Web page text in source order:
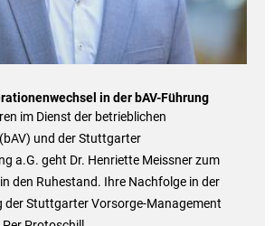
in der bAV-Führung
im Dienst der betrieblichen
und der Stuttgarter
a.G. geht Dr. Henriette Meissner zum
den Ruhestand. Ihre Nachfolge in der
Stuttgarter Vorsorge-Management